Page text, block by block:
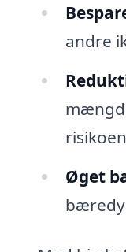
andre
Øget